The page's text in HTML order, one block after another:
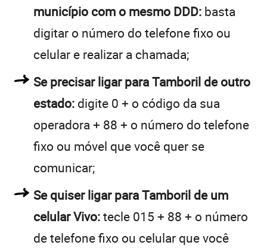
município com o mesmo DDD: basta
digitar o número do telefone fixo ou
celular e realizar a chamada;
Se precisar ligar para Tamboril de outro
estado: digite 0 + o código da sua
operadora + 88 + o número do telefone
fixo ou móvel que você quer se
comunicar;
Se quiser ligar para Tamboril de um
celular Vivo:tecle 015 + 88 + o número
de telefone fixo ou celular que você